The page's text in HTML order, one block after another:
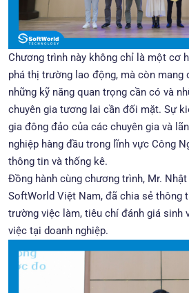
Chương trình này không chỉ là một cơ
phá thị trường lao động, mà còn mang
những kỹ năng quan trọng cần có và
chuyên gia tương lai cần đối mặt. Sự
gia đông đảo của các chuyên gia và
nghiệp hàng đầu trong lĩnh vực Công
thông tin và thống kê.
Đồng hành cùng chương trình, Mr. Nhật
SoftWorld Việt Nam, đã chia sẻ thông
trường việc làm, tiêu chí đánh giá sinh
việc tại doanh nghiệp.